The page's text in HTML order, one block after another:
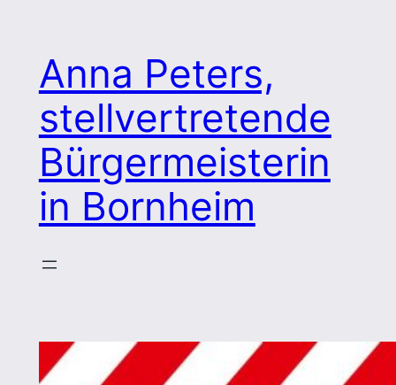
springen
Anna Peters,
stellvertretende
Bürgermeisterin
in Bornheim